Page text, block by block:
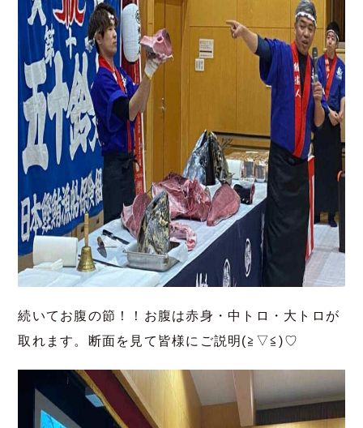
続いてお腹の節！！お腹は赤身・中トロ・大トロが
取れます。断面を見て皆様にご説明(≧▽≦)♡